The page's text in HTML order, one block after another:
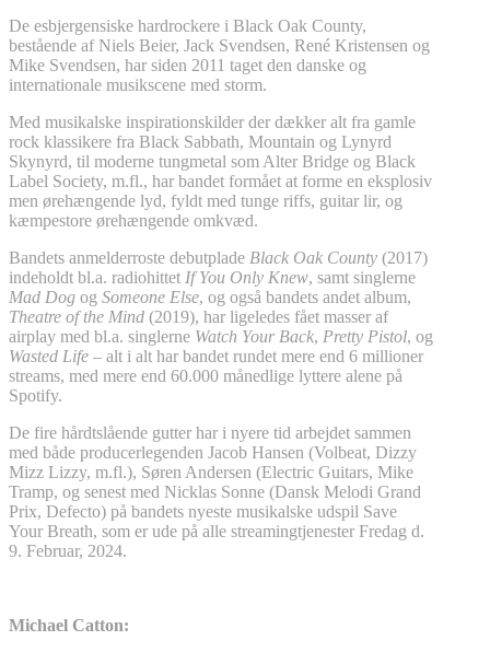
De esbjergensiske hardrockere i Black Oak County,
bestående af Niels Beier, Jack Svendsen, René Kristensen og
Mike Svendsen, har siden 2011 taget den danske og
internationale musikscene med storm.
Med musikalske inspirationskilder der dækker alt fra gamle
rock klassikere fra Black Sabbath, Mountain og Lynyrd
Skynyrd, til moderne tungmetal som Alter Bridge og Black
Label Society, m.fl., har bandet formået at forme en eksplosiv
men ørehængende lyd, fyldt med tunge riffs, guitar lir, og
kæmpestore ørehængende omkvæd.
Bandets anmelderroste debutplade Black Oak County (2017)
indeholdt bl.a. radiohittet If You Only Knew, samt singlerne
Mad Dog og Someone Else, og også bandets andet album,
Theatre of the Mind (2019), har ligeledes fået masser af
airplay med bl.a. singlerne Watch Your Back, Pretty Pistol, og
Wasted Life – alt i alt har bandet rundet mere end 6 millioner
streams, med mere end 60.000 månedlige lyttere alene på
Spotify.
De fire hårdtslående gutter har i nyere tid arbejdet sammen
med både producerlegenden Jacob Hansen (Volbeat, Dizzy
Mizz Lizzy, m.fl.), Søren Andersen (Electric Guitars, Mike
Tramp, og senest med Nicklas Sonne (Dansk Melodi Grand
Prix, Defecto) på bandets nyeste musikalske udspil Save
Your Breath, som er ude på alle streamingtjenester Fredag d.
9. Februar, 2024.
Michael Catton: